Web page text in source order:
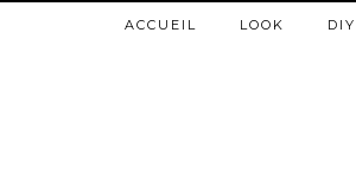
ACCUEIL LOOK DIY